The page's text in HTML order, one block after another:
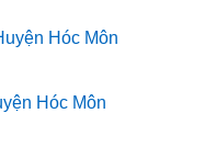
Hóc Môn
Hóc Môn